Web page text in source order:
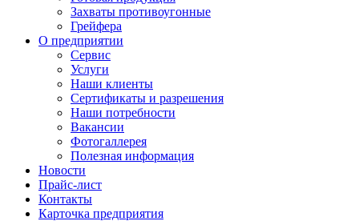
Захваты противоугонные
Грейфера
О предприятии
Сервис
Услуги
Наши клиенты
Сертификаты и разрешения
Наши потребности
Вакансии
Фотогаллерея
Полезная информация
Новости
Прайс-лист
Контакты
Карточка предприятия